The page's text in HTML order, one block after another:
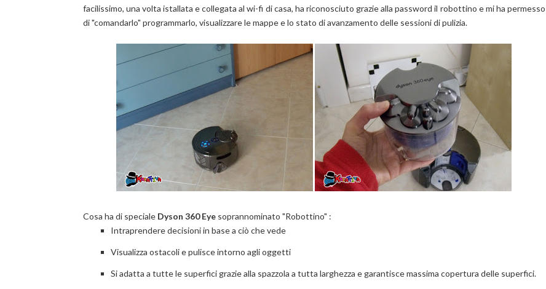
facilissimo, una volta istallata e collegata al wi-fi di casa, ha riconosciuto grazie alla password il robottino emi ha permesso
di "comandarlo" programmarlo, visualizzare le mappe e lo stato di avanzamento delle sessioni di pulizia.
Cosa ha di speciale Dyson 360 Eyesoprannominato "Robottino" :
Intraprendere decisioni in base a ciò che vede
Visualizza ostacoli e pulisce intorno agli oggetti
Si adatta a tutte le superfici grazie alla spazzola a tutta larghezza e garantisce massima copertura delle superfici.